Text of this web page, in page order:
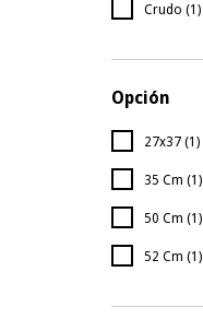
Crudo (1)
Opción
27x37 (1)
35 Cm (1)
50 Cm (1)
52 Cm (1)